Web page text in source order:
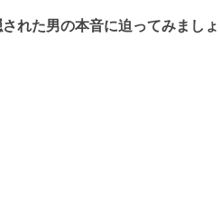
れた男の本音に迫ってみましょ